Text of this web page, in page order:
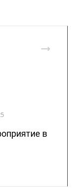
в